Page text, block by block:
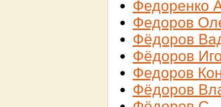
Федоренко
Федоров
Фёдоров
Фёдоров
Федоров
Фёдоров